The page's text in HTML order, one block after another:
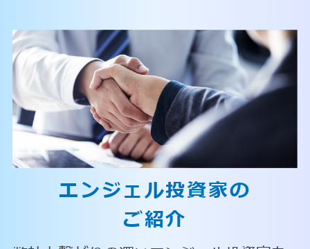
エンジェル投資家の
ご紹介